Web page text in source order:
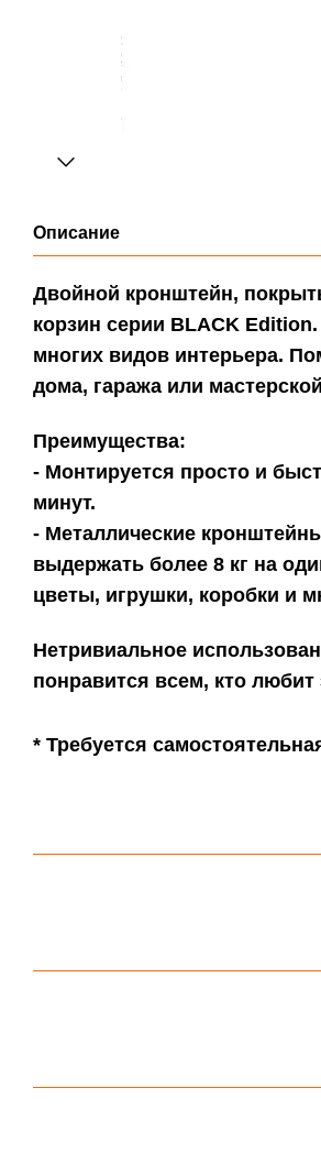
Описание
Двойной кронштейн,
корзин серии BLACK
многих видов интерьера.
дома, гаража или
Преимущества:
- Монтируется просто и
минут.
- Металлические
выдержать более 8 кг на
цветы, игрушки, коробки и
Нетривиальное
понравится всем, кто
* Требуется